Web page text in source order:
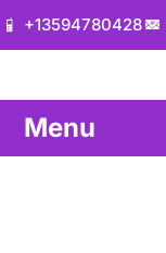
+13594780428